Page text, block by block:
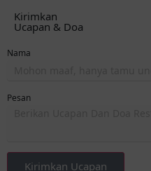
Kirimkan
Ucapan & Doa
Nama
Pesan
Kirimkan Ucapan